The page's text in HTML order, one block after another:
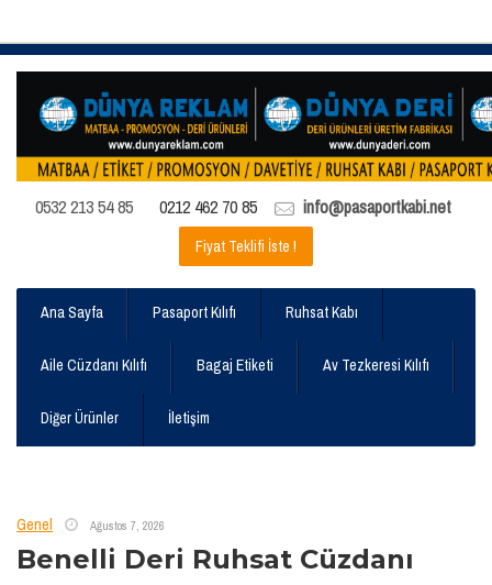
0532 213 54 85 0212 462 70 85 info@pasaportkabi.net
Fiyat Teklifi İste !
Ana Sayfa Pasaport Kılıfı Ruhsat Kabı
Aile Cüzdanı Kılıfı Bagaj Etiketi Av Tezkeresi Kılıfı
Diğer Ürünler İletişim
Genel Ağustos 7, 2026
Benelli Deri Ruhsat Cüzdanı